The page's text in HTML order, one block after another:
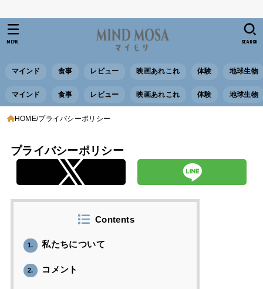
マインド 食事 レビュー 映画あれこれ 体験 地球生物
マインド 食事 レビュー 映画あれこれ 体験 地球生物
SEARCH
MENU
HOME プライバシーポリシー
プライバシーポリシー
Contents
1. 私たちについて
2. コメント